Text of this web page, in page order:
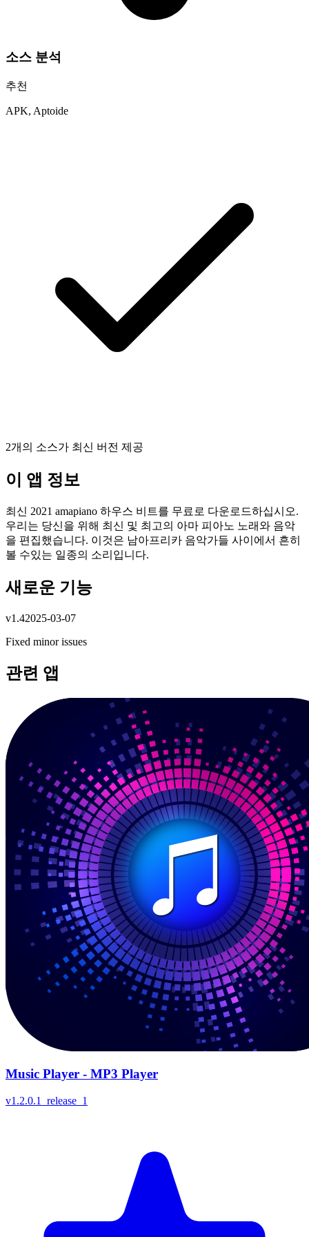
소스 분석
추천
APK, Aptoide
2개의 소스가 최신 버전 제공
이 앱 정보
최신 2021 amapiano 하우스 비트를 무료로 다운로드하십시오.
우리는 당신을 위해 최신 및 최고의 아마 피아노 노래와 음악
을 편집했습니다. 이것은 남아프리카 음악가들 사이에서 흔히
볼 수있는 일종의 소리입니다.
새로운 기능
v1.42025-03-07
Fixed minor issues
관련 앱
Music Player - MP3 Player
v1.2.0.1_release_1